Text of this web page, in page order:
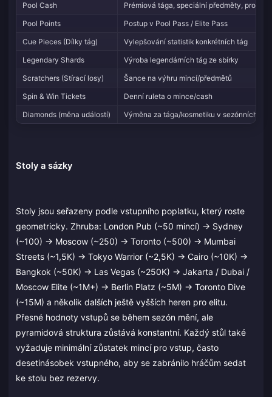
Pool Cash
Prémiová tága, speciální předměty,
Pool Points
Postup v Pool Pass / Elite Pass
Cue Pieces (Dílky tág)
Vylepšování statistik konkrétních tág
Legendary Shards
Výroba legendárních tág ze sbírky
Scratchers (Stírací losy)
Šance na výhru mincí/předmětů
Spin & Win Tickets
Denní ruleta o mince/cash
Diamonds (měna událostí)
Výměna za tága/kosmetiku v sezónních
Stoly a sázky
Stoly jsou seřazeny podle vstupního poplatku, který roste
geometricky. Zhruba: London Pub (~50 mincí) → Sydney
(~100) → Moscow (~250) → Toronto (~500) → Mumbai
Streets (~1,5K) → Tokyo Warrior (~2,5K) → Cairo (~10K) →
Bangkok (~50K) → Las Vegas (~250K) → Jakarta / Dubai /
Moscow Elite (~1M+) → Berlin Platz (~5M) → Toronto Dive
(~15M) a několik dalších ještě vyšších heren pro elitu.
Přesné hodnoty vstupů se během sezón mění, ale
pyramidová struktura zůstává konstantní. Každý stůl také
vyžaduje minimální zůstatek mincí pro vstup, často
desetinásobek vstupného, aby se zabránilo hráčům sedat
ke stolu bez rezervy.